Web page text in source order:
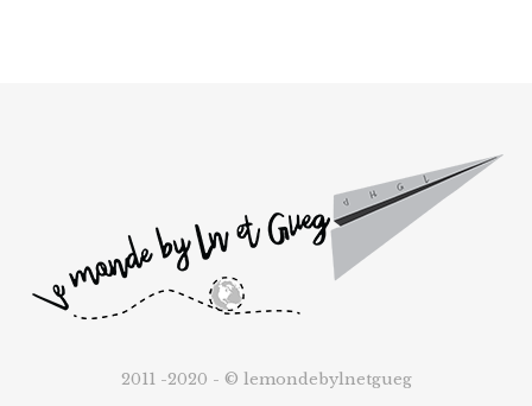
2011 -2020 - © lemondebylnetgueg